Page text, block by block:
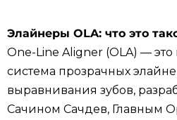
Элайнеры OLA: что это
One-Line Aligner (OLA) —
система прозрачных
выравнивания зубов,
Сачином Сачдев, Главным